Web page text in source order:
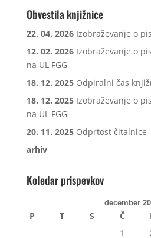
Obvestila knjižnice
22. 04. 2026 Izobraževanje o
12. 02. 2026 Izobraževanje o
na UL FGG
18. 12. 2025 Odpiralni čas
18. 12. 2025 Izobraževanje o
na UL FGG
20. 11. 2025 Odprtost čitalnice
arhiv
Koledar prispevkov
december
P T S Č
1